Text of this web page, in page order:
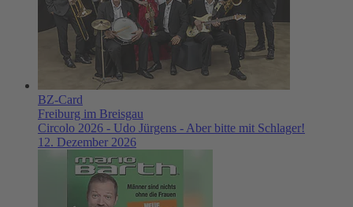
BZ-Card
Freiburg im Breisgau
Circolo 2026 - Udo Jürgens - Aber bitte mit Schlager!
12. Dezember 2026